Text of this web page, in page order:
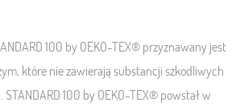
100 by OEKO-TEX® przyznawany jest
które nie zawierają substancji szkodliwych
100 by OEKO-TEX® powstał w